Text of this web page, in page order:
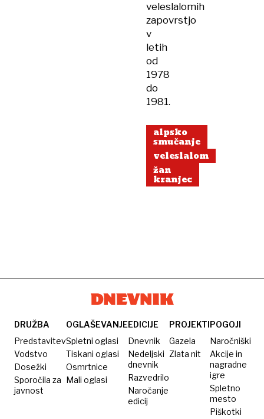
veleslalomih
zapovrstjo
v
letih
od
1978
do
1981.
alpsko
smučanje
veleslalom
žan
kranjec
DRUŽBA
Predstavitev
Vodstvo
Dosežki
Sporočila za
javnost
OGLAŠEVANJE
Spletni oglasi
Tiskani oglasi
Osmrtnice
Mali oglasi
EDICIJE
Dnevnik
Nedeljski
dnevnik
Razvedrilo
Naročanje
edicij
PROJEKTI
Gazela
Zlata nit
POGOJI
Naročniški
Akcije in
nagradne
igre
Spletno
mesto
Piškotki